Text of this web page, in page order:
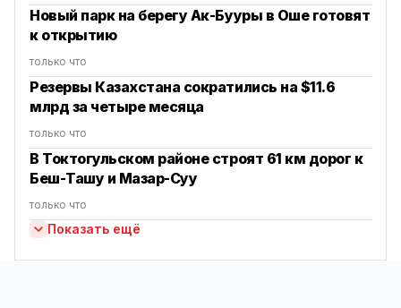
Новый парк на берегу Ак-Бууры в Оше готовят
к открытию
только что
Резервы Казахстана сократились на $11.6
млрд за четыре месяца
только что
В Токтогульском районе строят 61 км дорог к
Беш-Ташу и Мазар-Суу
только что
Показать ещё